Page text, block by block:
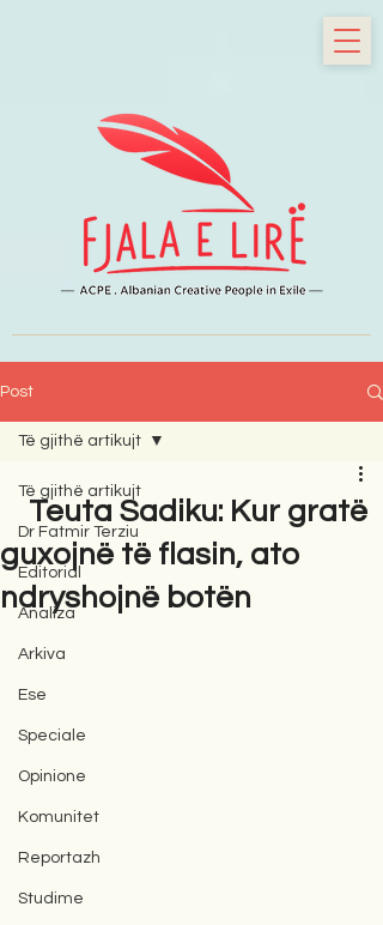
Post
Të gjithë artikujt
Dr Fatmir Terziu
Editorial
Analiza
Arkiva
Ese
Speciale
Opinione
Komunitet
Reportazh
Studime
Të gjithë artikujt
Teuta Sadiku: Kur gratë
guxojnë të flasin, ato
ndryshojnë botën